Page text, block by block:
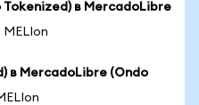
Tokenized) в MercadoLibre
MELIon
в MercadoLibre (Ondo